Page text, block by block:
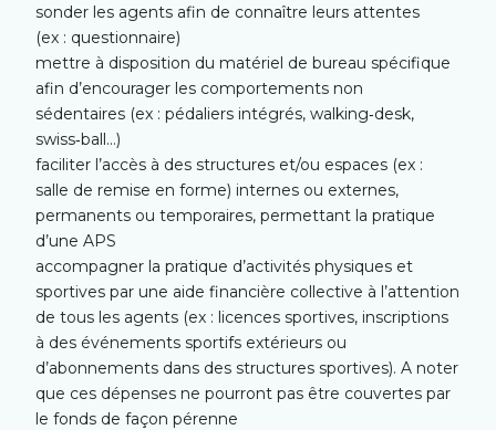
sonder les agents afin de connaître leurs attentes
(ex : questionnaire)
mettre à disposition du matériel de bureau spécifique
afin d’encourager les comportements non
sédentaires (ex : pédaliers intégrés, walking‐desk,
swiss‐ball…)
faciliter l’accès à des structures et/ou espaces (ex :
salle de remise en forme) internes ou externes,
permanents ou temporaires, permettant la pratique
d’une APS
accompagner la pratique d’activités physiques et
sportives par une aide financière collective à l’attention
de tous les agents (ex : licences sportives, inscriptions
à des événements sportifs extérieurs ou
d’abonnements dans des structures sportives). A noter
que ces dépenses ne pourront pas être couvertes par
le fonds de façon pérenne